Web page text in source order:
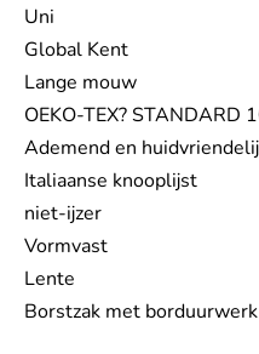
Uni
Global Kent
Lange mouw
OEKO-TEX? STANDARD
Ademend en
Italiaanse knooplijst
niet-ijzer
Vormvast
Lente
Borstzak met borduurwerk